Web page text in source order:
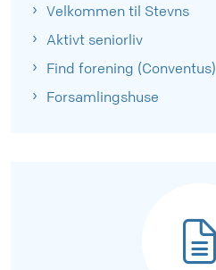
Velkommen til Stevns
Aktivt seniorliv
Find forening (Conventus)
Forsamlingshuse